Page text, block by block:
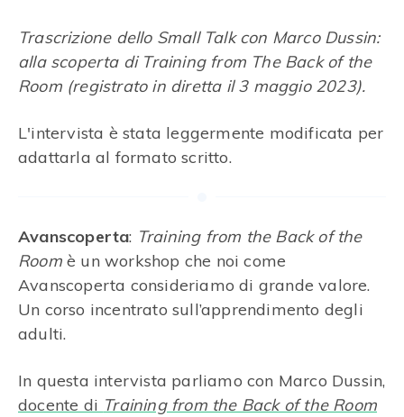
Trascrizione dello Small Talk con Marco Dussin:
alla scoperta di Training from The Back of the
Room (registrato in diretta il 3 maggio 2023).
L'intervista è stata leggermente modificata per
adattarla al formato scritto.
Avanscoperta: Training from the Back of the
Room è un workshop che noi come
Avanscoperta consideriamo di grande valore.
Un corso incentrato sull’apprendimento degli
adulti.
In questa intervista parliamo con Marco Dussin,
docente di Training from the Back of the Room